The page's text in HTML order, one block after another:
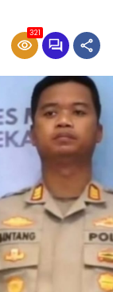
321